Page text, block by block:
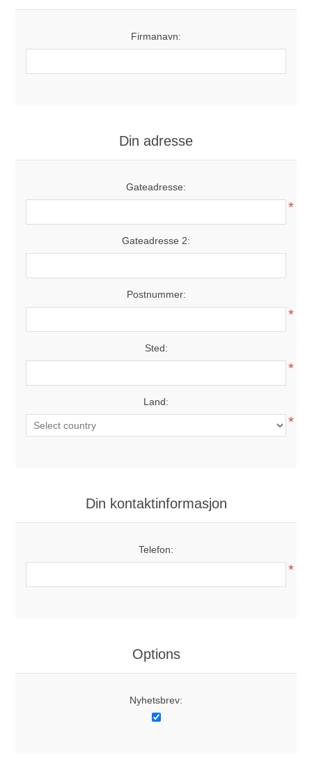
Firmanavn:
Din adresse
Gateadresse:
*
Gateadresse 2:
Postnummer:
*
Sted:
*
Land:
*
Din kontaktinformasjon
Telefon:
*
Options
Nyhetsbrev: